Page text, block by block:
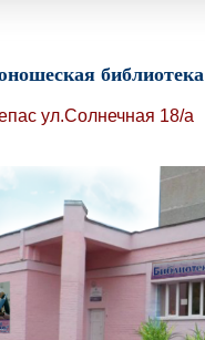
библиотека
ул.Солнечная 18/а